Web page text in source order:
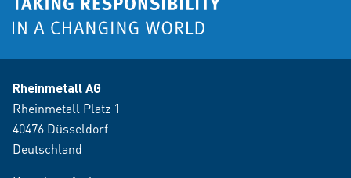
Rheinmetall AG
Rheinmetall Platz 1
40476 Düsseldorf
Deutschland